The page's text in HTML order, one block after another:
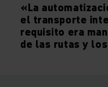
«La
el transporte
requisito era
de las rutas y